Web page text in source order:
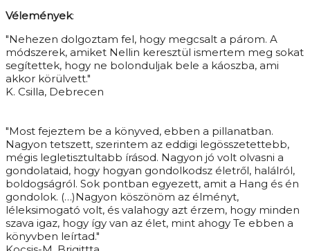
Vélemények:
"Nehezen dolgoztam fel, hogy megcsalt a párom. A
módszerek, amiket Nellin keresztül ismertem meg sokat
segítettek, hogy ne bolonduljak bele a káoszba, ami
akkor körülvett."
K. Csilla, Debrecen
"Most fejeztem be a könyved, ebben a pillanatban.
Nagyon tetszett, szerintem az eddigi legösszetettebb,
mégis legletisztultabb írásod. Nagyon jó volt olvasni a
gondolataid, hogy hogyan gondolkodsz életről, halálról,
boldogságról. Sok pontban egyezett, amit a Hang és én
gondolok. (…)Nagyon köszönöm az élményt,
léleksimogató volt, és valahogy azt érzem, hogy minden
szava igaz, hogy így van az élet, mint ahogy Te ebben a
könyvben leírtad."